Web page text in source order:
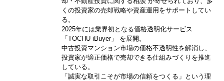
くの投資家の売却戦略や資産運用をサポートしてい
る。
2025年には業界初となる価格透明化サービス
「TOCHU iBuyer」 を展開。
中古投資マンション市場の価格不透明性を解消し、
投資家が適正価格で売却できる仕組みづくりを推進
している。
「誠実な取引こそが市場の信頼をつくる」という理